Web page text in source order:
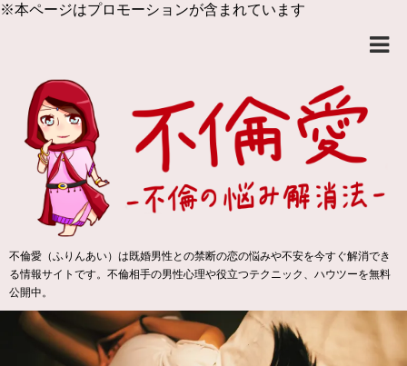
※本ページはプロモーションが含まれています
不倫愛（ふりんあい）は既婚男性との禁断の恋の悩みや不安を今すぐ解消でき
る情報サイトです。不倫相手の男性心理や役立つテクニック、ハウツーを無料
公開中。